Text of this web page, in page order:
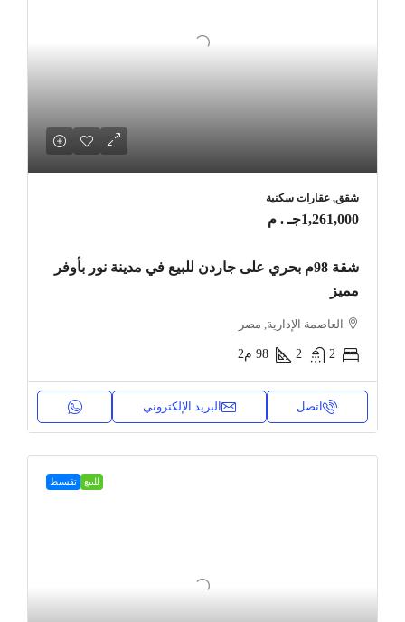
شقق, عقارات سكنية
1,261,000جـ . م
شقة 98م بحري على جاردن للبيع في مدينة نور بأوفر
مميز
العاصمة الإدارية, مصر
2
2
98 م2
اتصل البريد الإلكتروني
للبيع تقسيط